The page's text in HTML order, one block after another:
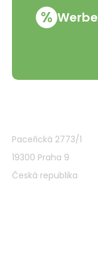
%
Paceřická 2773/1
19300 Praha 9
Česká republika